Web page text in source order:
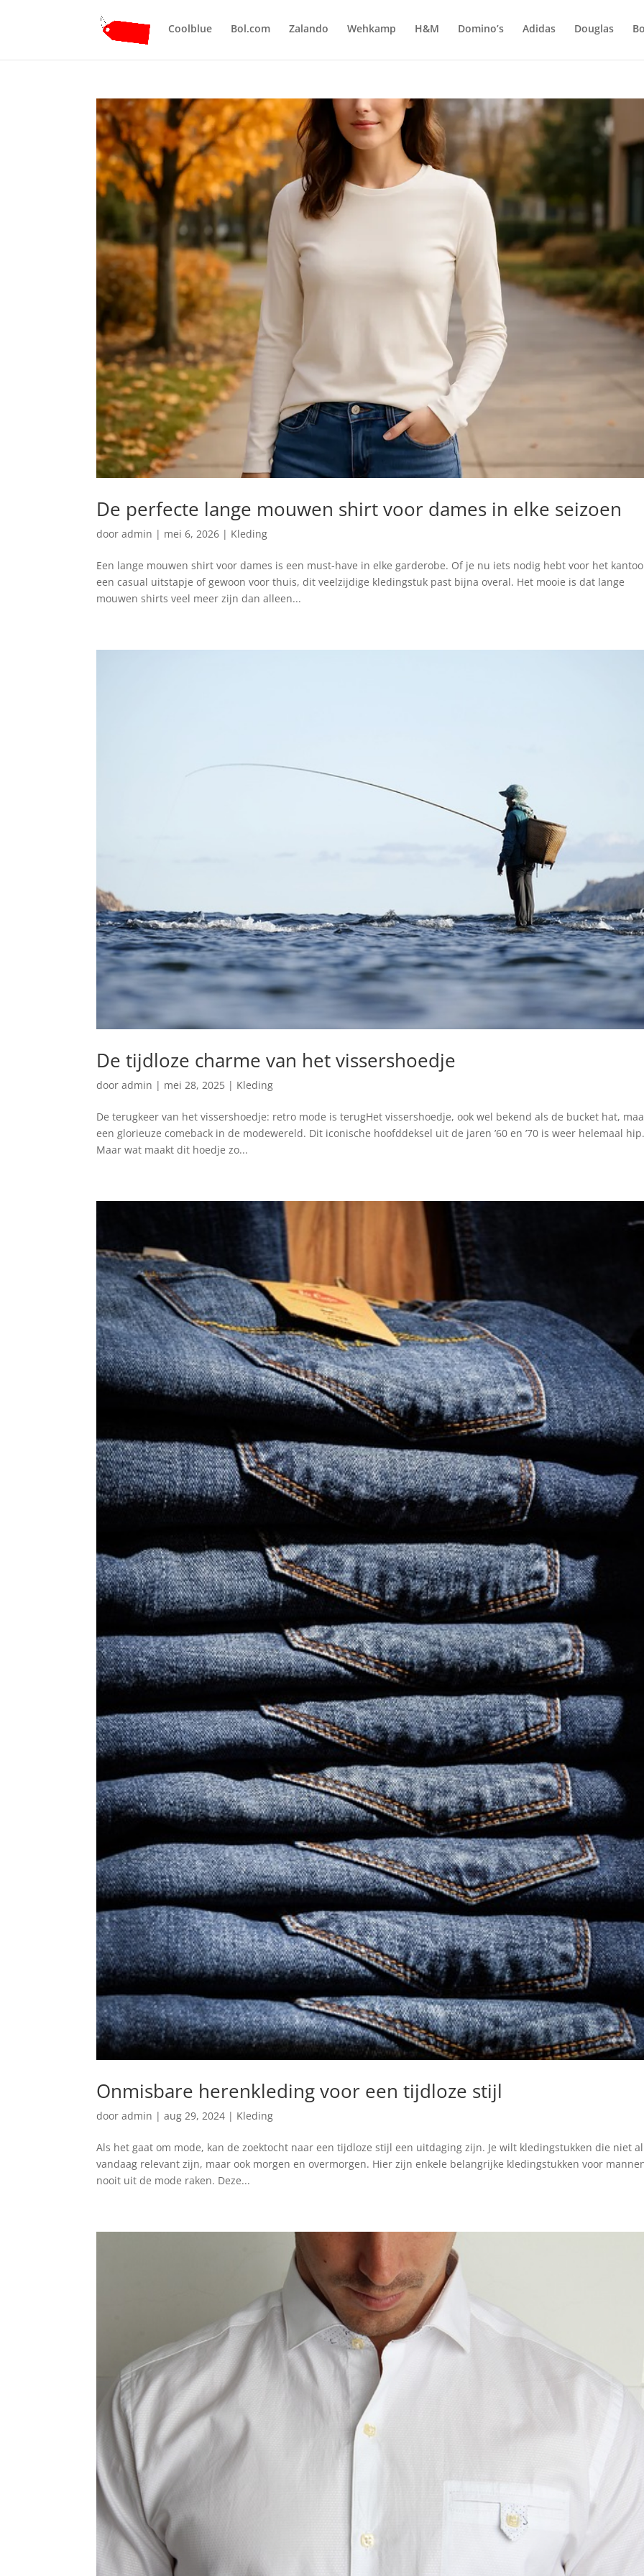
Coolblue Bol.com Zalando Wehkamp H&M Domino’s Adidas Douglas
De perfecte lange mouwen shirt voor dames in elke seizoen
dooradmin | mei 6, 2026 | Kleding
Een lange mouwen shirt voor dames is een must-have in elke garderobe. Of je nu iets nodig hebt voor het
een casual uitstapje of gewoon voor thuis, dit veelzijdige kledingstuk past bijna overal. Het mooie is dat lange
mouwen shirts veel meer zijn dan alleen...
De tijdloze charme van het vissershoedje
dooradmin | mei 28, 2025 | Kleding
De terugkeer van het vissershoedje: retro mode is terugHet vissershoedje, ook wel bekend als de bucket hat,
een glorieuze comeback in de modewereld. Dit iconische hoofddeksel uit de jaren ’60 en ’70 is weer helemaal
Maar wat maakt dit hoedje zo...
Onmisbare herenkleding voor een tijdloze stijl
dooradmin |aug 29, 2024 | Kleding
Als het gaat om mode, kan de zoektocht naar een tijdloze stijl een uitdaging zijn. Je wilt kledingstukken die niet
vandaag relevant zijn, maar ook morgen en overmorgen. Hier zijn enkele belangrijke kledingstukken voor
nooit uit de mode raken. Deze...